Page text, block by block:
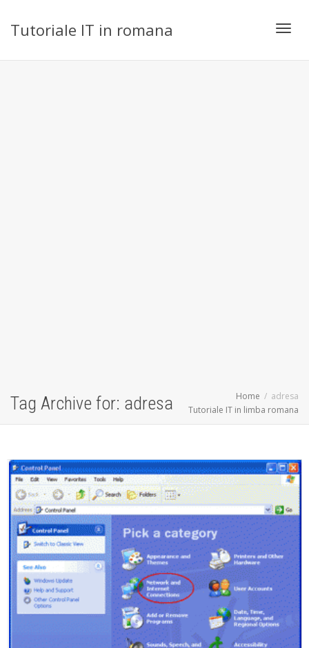
Tutoriale IT in romana
Tag Archive for: adresa Home
adresa
Tutoriale IT in limba romana